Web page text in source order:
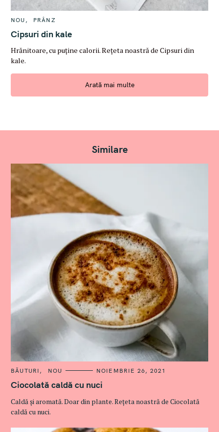
C
T
E
O
R
I
S
NOU PRÂNZ
Cipsuri din kale
Hrănitoare, cu puține calorii. Rețeta noastră de Cipsuri din
kale.
Arată mai multe
Similare
C
T
E
O
I
S
BĂUTURI NOU NOIEMBRIE 26, 2021
Ciocolată caldă cu nuci
Caldă și aromată. Doar din plante. Rețeta noastră de Ciocolată
caldă cu nuci.